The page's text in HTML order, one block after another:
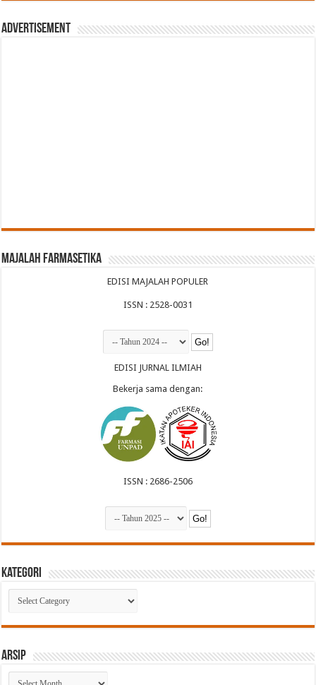
Advertisement
Majalah Farmasetika
EDISI MAJALAH POPULER
ISSN : 2528-0031
EDISI JURNAL ILMIAH
Bekerja sama dengan:
ISSN : 2686-2506
Kategori
Kategori
Arsip
Arsip